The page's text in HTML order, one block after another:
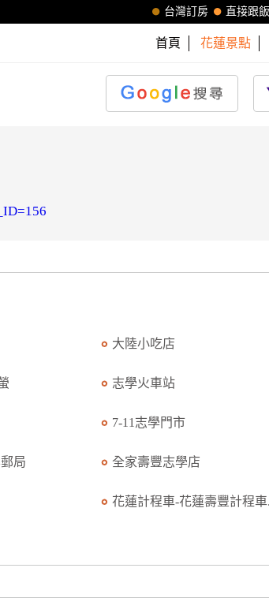
直接跟
台灣訂房
首頁 花蓮景點
大陸小吃店
志學火車站
7-11志學門市
局 全家壽豐志學店
花蓮計程車-花蓮壽豐計程車